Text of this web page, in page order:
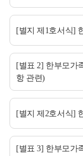
[별지 제1호서식]
[별표 2] 한부모가
항 관련)
[별지 제2호서식]
[별표 3] 한부모가